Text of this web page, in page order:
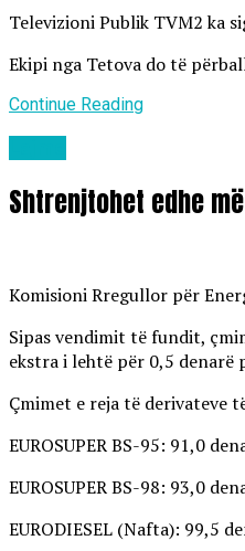
Televizioni Publik TVM2 ka
Ekipi nga Tetova do të
Continue Reading
Shtrenjtohet edhe
Komisioni Rregullor për
Sipas vendimit të fundit,
ekstra i lehtë për 0,5 denarë
Çmimet e reja të derivateve
EUROSUPER BS-95: 91,0
EUROSUPER BS-98: 93,0
EURODIESEL (Nafta): 99,5